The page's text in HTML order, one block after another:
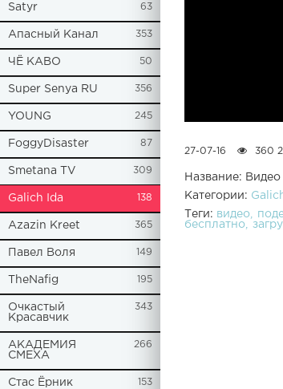
Satyr 63
Апасный Канал 353
ЧЁ КАВО 50
Super Senya RU 356
YOUNG 245
FoggyDisaster 87
Smetana TV 309
Galich Ida 138
Azazin Kreet 365
Павел Воля 149
TheNafig 195
Очкастый
Красавчик
343
АКАДЕМИЯ
СМЕХА
266
Стас Ёрник 153
27-07-16 360
Название: Видео
Категории:
Теги: видео
бесплатно